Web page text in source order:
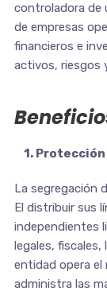
controladora de
de empresas
financieros e
activos, riesgos
1.
La segregación
El distribuir sus
independientes
legales, fiscales,
entidad opera el
administra las